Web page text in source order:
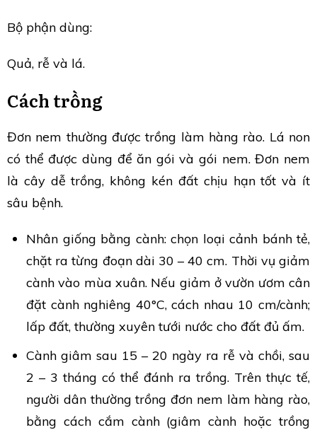
Bộ phận dùng:
Quả, rễ và lá.
Cách trồng
Đơn nem thường được trồng làm hàng rào. Lá non
có thể được dùng để ăn gói và gói nem. Đơn nem
là cây dễ trồng, không kén đất chịu hạn tốt và ít
sâu bệnh.
Nhân giống bằng cành: chọn loại cảnh bánh tẻ,
chặt ra từng đoạn dài 30 – 40 cm. Thời vụ giảm
cành vào mùa xuân. Nếu giảm ở vườn ươm cân
đặt cành nghiêng 40°C, cách nhau 10 cm/cành;
lấp đất, thường xuyên tưới nước cho đất đủ ấm.
Cành giâm sau 15 – 20 ngày ra rễ và chồi, sau
2 – 3 tháng có thể đánh ra trồng. Trên thực tế,
người dân thường trồng đơn nem làm hàng rào,
bằng cách cắm cành (giâm cành hoặc trồng